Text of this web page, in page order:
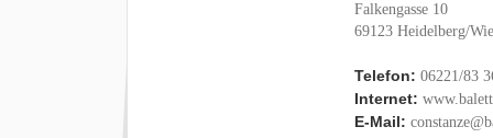
Falkengasse 10
69123 Heidelberg/
Telefon: 06221/83
Internet:
E-Mail: